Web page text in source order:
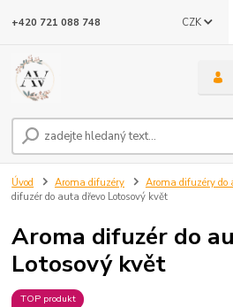
CZK
+420 721 088 748
Úvod Aroma difuzéry Aroma difuzéry do
difuzér do auta dřevo Lotosový květ
Aroma difuzér do
Lotosový květ
TOP produkt